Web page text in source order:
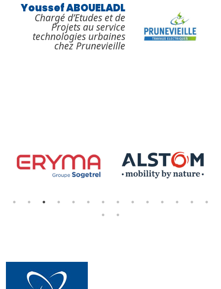
Youssef ABOUELADL
Chargé d’Etudes et de
Projets au service
technologies urbaines
chez Prunevieille